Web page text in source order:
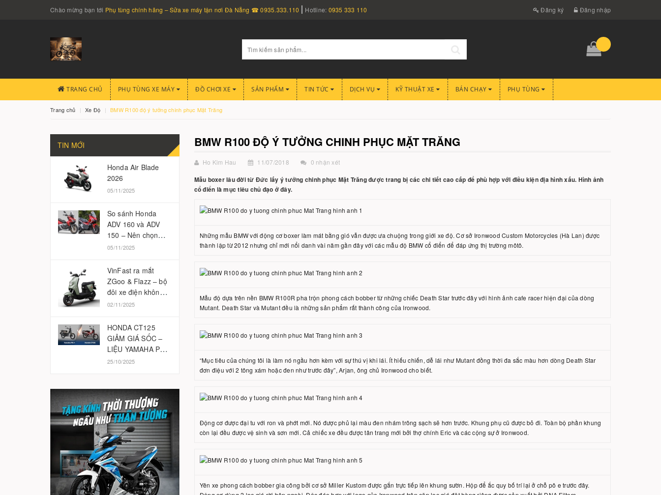
Chào mừng bạn tới Phụ tùng chính hãng – Sửa xe máy tận nơi Đà Nẵng ☎ 0935.333.110 Hotline: 0935 333 110 Đăng ký Đăng nhập
TRANG CHỦ PHỤ TÙNG XE MÁY ĐỒ CHƠI XE SẢN PHẨM TIN TỨC DỊCH VỤ KỸ THUẬT XE BÁN CHẠY PHỤ TÙNG
Trang chủ Xe Độ BMW R100 độ ý tưởng chinh phục Mặt Trăng
BMW R100 ĐỘ Ý TƯỞNG CHINH PHỤC MẶT TRĂNG
Ho Kim Hau 11/07/2018 0 nhận xét
Mẫu boxer lâu đời từ Đức lấy ý tưởng chinh phục Mặt Trăng được trang bị các chi tiết cao cấp để phù hợp với điều kiện địa hình xấu. Hình ảnh
cổ điển là mục tiêu chủ đạo ở đây.
Những mẫu BMW với động cơ boxer làm mát bằng gió vẫn được ưa chuộng trong giới xe độ. Cơ sở Ironwood Custom Motorcycles (Hà Lan) được
thành lập từ 2012 nhưng chỉ mới nổi danh vài năm gần đây với các mẫu độ BMW cổ điển để đáp ứng thị trường môtô.
Mẫu độ dựa trên nền BMW R100R pha trộn phong cách bobber từ những chiếc Death Star trước đây với hình ảnh cafe racer hiện đại của dòng
Mutant. Death Star và Mutant đều là những sản phẩm rất thành công của Ironwood.
“Mục tiêu của chúng tôi là làm nó ngầu hơn kèm với sự thú vị khi lái. Ít hiếu chiến, dễ lái như Mutant đồng thời đa sắc màu hơn dòng Death Star
đơn điệu với 2 tông xám hoặc đen như trước đây”, Arjan, ông chủ Ironwood cho biết.
Động cơ được đại tu với ron và phớt mới. Nó được phủ lại màu đen nhám trông sạch sẽ hơn trước. Khung phụ cũ được bỏ đi. Toàn bộ phần khung
còn lại đều được vệ sinh và sơn mới. Cả chiếc xe đều được tân trang mới bởi thợ chính Eric và các cộng sự ở Ironwood.
Yên xe phong cách bobber gia công bởi cơ sở Miller Kustom được gắn trực tiếp lên khung sườn. Hộp để ắc quy bố trí lại ở chỗ pô e trước đây.
TIN MỚI
Honda Air Blade
2026
05/11/2025
So sánh Honda
ADV 160 và ADV
150 – Nên chọn
phiên bản nào
05/11/2025
VinFast ra mắt
ZGoo & Flazz – bộ
đôi xe điện không
cần bằng lái
02/11/2025
HONDA CT125
GIẢM GIÁ SỐC –
LIỆU YAMAHA PG-
1 CÓ BỊ ẢNH
25/10/2025